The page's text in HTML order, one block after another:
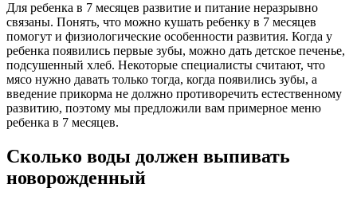
Для ребенка в 7 месяцев развитие и питание неразрывно
связаны. Понять, что можно кушать ребенку в 7 месяцев
помогут и физиологические особенности развития. Когда у
ребенка появились первые зубы, можно дать детское печенье,
подсушенный хлеб. Некоторые специалисты считают, что
мясо нужно давать только тогда, когда появились зубы, а
введение прикорма не должно противоречить естественному
развитию, поэтому мы предложили вам примерное меню
ребенка в 7 месяцев.
Сколько воды должен выпивать
новорожденный